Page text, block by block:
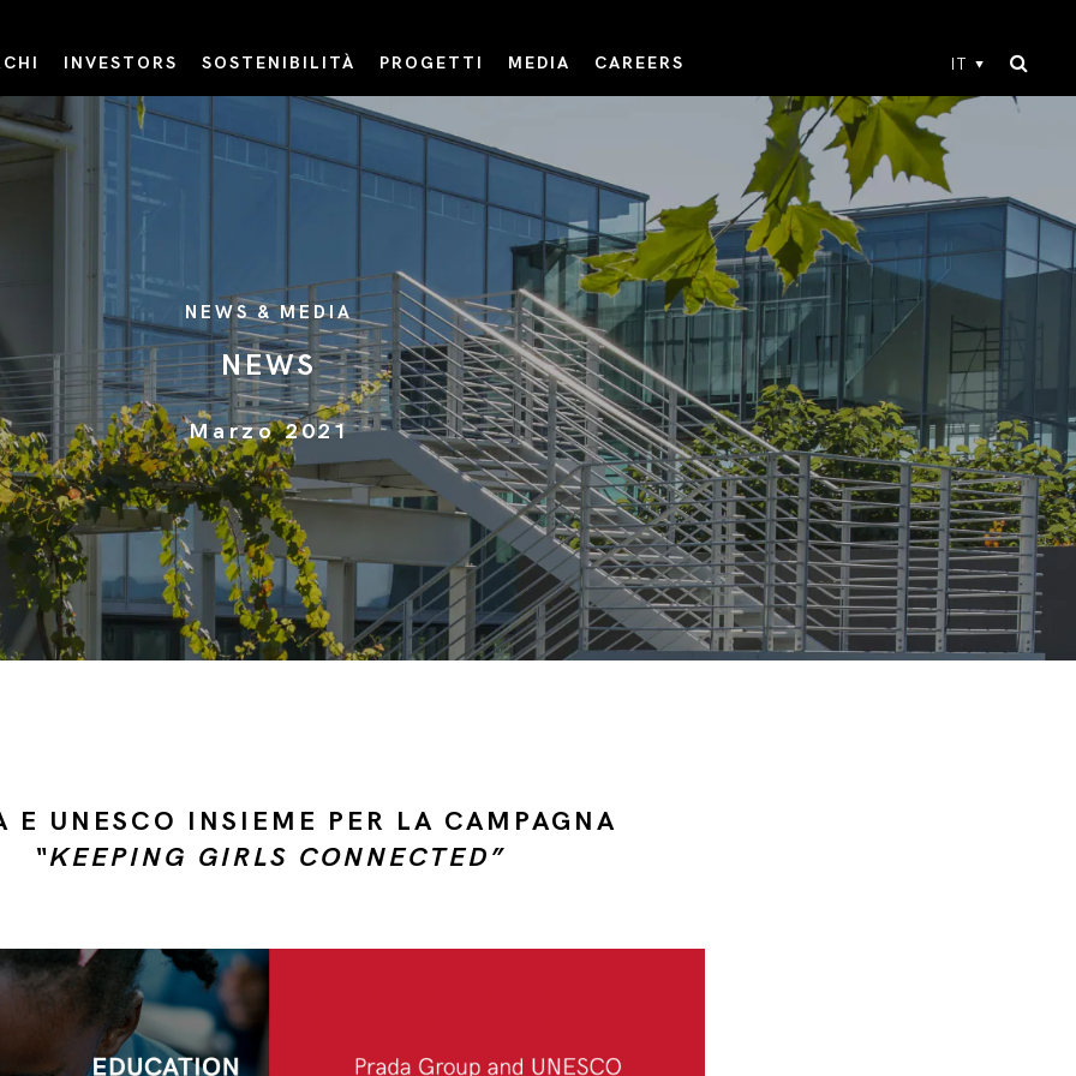
INVESTORS SOSTENIBILITÀ PROGETTI MEDIA CAREERS IT
NEWS & MEDIA
NEWS
Marzo 2021
E UNESCO INSIEME PER LA CAMPAGNA
“KEEPING GIRLS CONNECTED”